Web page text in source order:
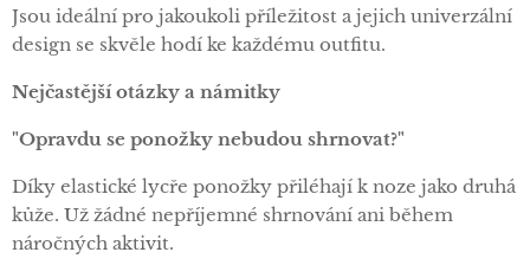
Jsou ideální pro jakoukoli příležitost a jejich univerzální
design se skvěle hodí ke každému outfitu.
Nejčastější otázky a námitky
"Opravdu se ponožky nebudou shrnovat?"
Díky elastické lycře ponožky přiléhají k noze jako druhá
kůže. Už žádné nepříjemné shrnování ani během
náročných aktivit.